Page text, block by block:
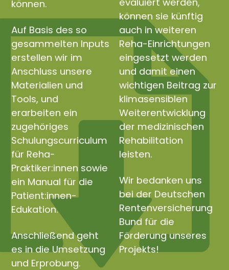
können.
Auf Basis des so
gesammelten Inputs
erstellen wir im
Anschluss unsere
Materialien und
Tools, und
erarbeiten ein
zugehöriges
Schulungscurriculum
für Reha-
Praktiker:innen sowie
ein Manual für die
Patient:innen-
Edukation.
Anschließend geht
es in die Umsetzung
und Erprobung.
können sie künftig
auch in weiteren
Reha-Einrichtungen
eingesetzt werden
und damit einen
wichtigen Beitrag zur
klimasensiblen
Weiterentwicklung
der medizinischen
Rehabilitation
leisten.
Wir bedanken uns
bei der Deutschen
Rentenversicherung
Bund für die
Förderung unseres
Projekts!